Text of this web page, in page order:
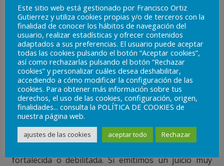
autoestima, puedes leer nuestro artículo
sobre ello pinchando aquí
El juicio a uno mismo es la valoración y la evaluación
que hacemos de las experiencias que vamos
teniendo, del resultado que vamos obteniendo en las
áreas dónde nos implicamos (por ejemplo, los
estudios, el trabajo, los amigos, etc.), de las
situaciones complejas a las que nos enfrentamos,
etc. Dependiendo del realismo y de la
durezacon la
que emitamos ese juicio, nuestra autoestima se verá
fortalecida o debilitada. Si emitimos un juicio muy
Este sitio web está gestionado por Francisco Ortiz
Gutierrez y utiliza cookies propias y/o de terceros con la
finalidad de conocer los hábitos de navegación del
usuario, realizar estadísticas y ofrecer contenidos
adaptados a sus preferencias. El usuario puede aceptar
todas las cookies pulsando el botón “Aceptar cookies”,
así como rechazarlas pulsando el botón “Rechazar
cookies” y personalizar cuáles desea deshabilitar,
accediendo a cómo modificar la configuración de las
cookies. Para obtener más información sobre tus
derechos, el uso de las cookies, configuración, origen,
finalidades... consulta la POLÍTICA DE COOKIES de
nuestra página web.
ajustes de las cookies aceptar todo Rechazar